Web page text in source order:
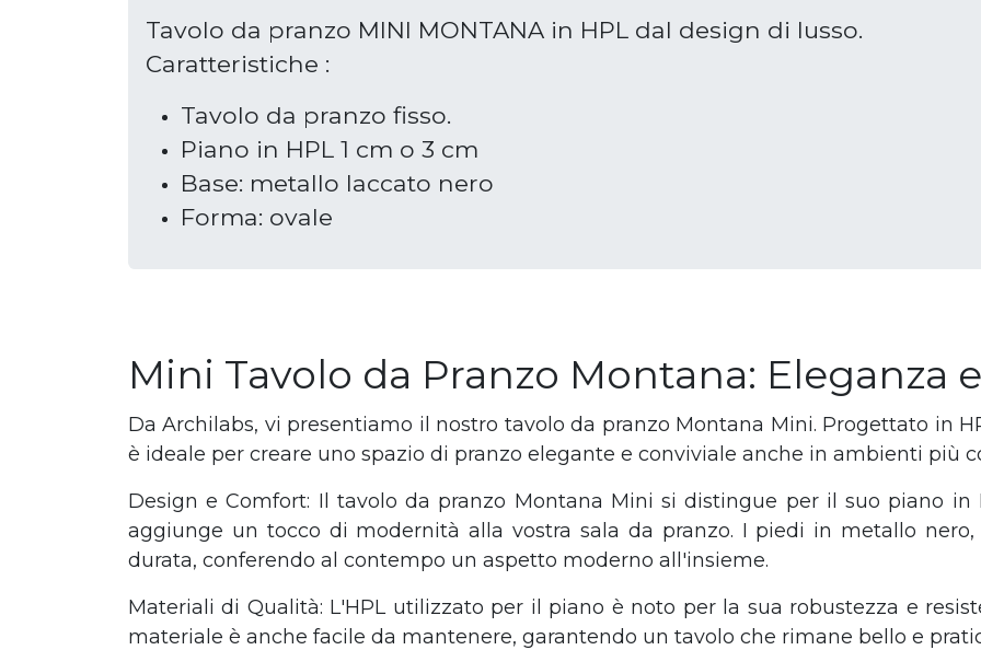
Tavolo da pranzo MINI MONTANA in HPL dal design di lusso.
Caratteristiche :
Tavolo da pranzo fisso.
Piano in HPL 1 cm o 3 cm
Base: metallo laccato nero
Forma: ovale
Mini Tavolo da Pranzo Montana: Eleganza
Da Archilabs, vi presentiamo il nostro tavolo da pranzo Montana Mini. Progettato in
è ideale per creare uno spazio di pranzo elegante e conviviale anche in ambienti più
Design e Comfort: Il tavolo da pranzo Montana Mini si distingue per il suo piano
aggiunge un tocco di modernità alla vostra sala da pranzo. I piedi in metallo
durata, conferendo al contempo un aspetto moderno all'insieme.
Materiali di Qualità: L'HPL utilizzato per il piano è noto per la sua robustezza e
materiale è anche facile da mantenere, garantendo un tavolo che rimane bello e